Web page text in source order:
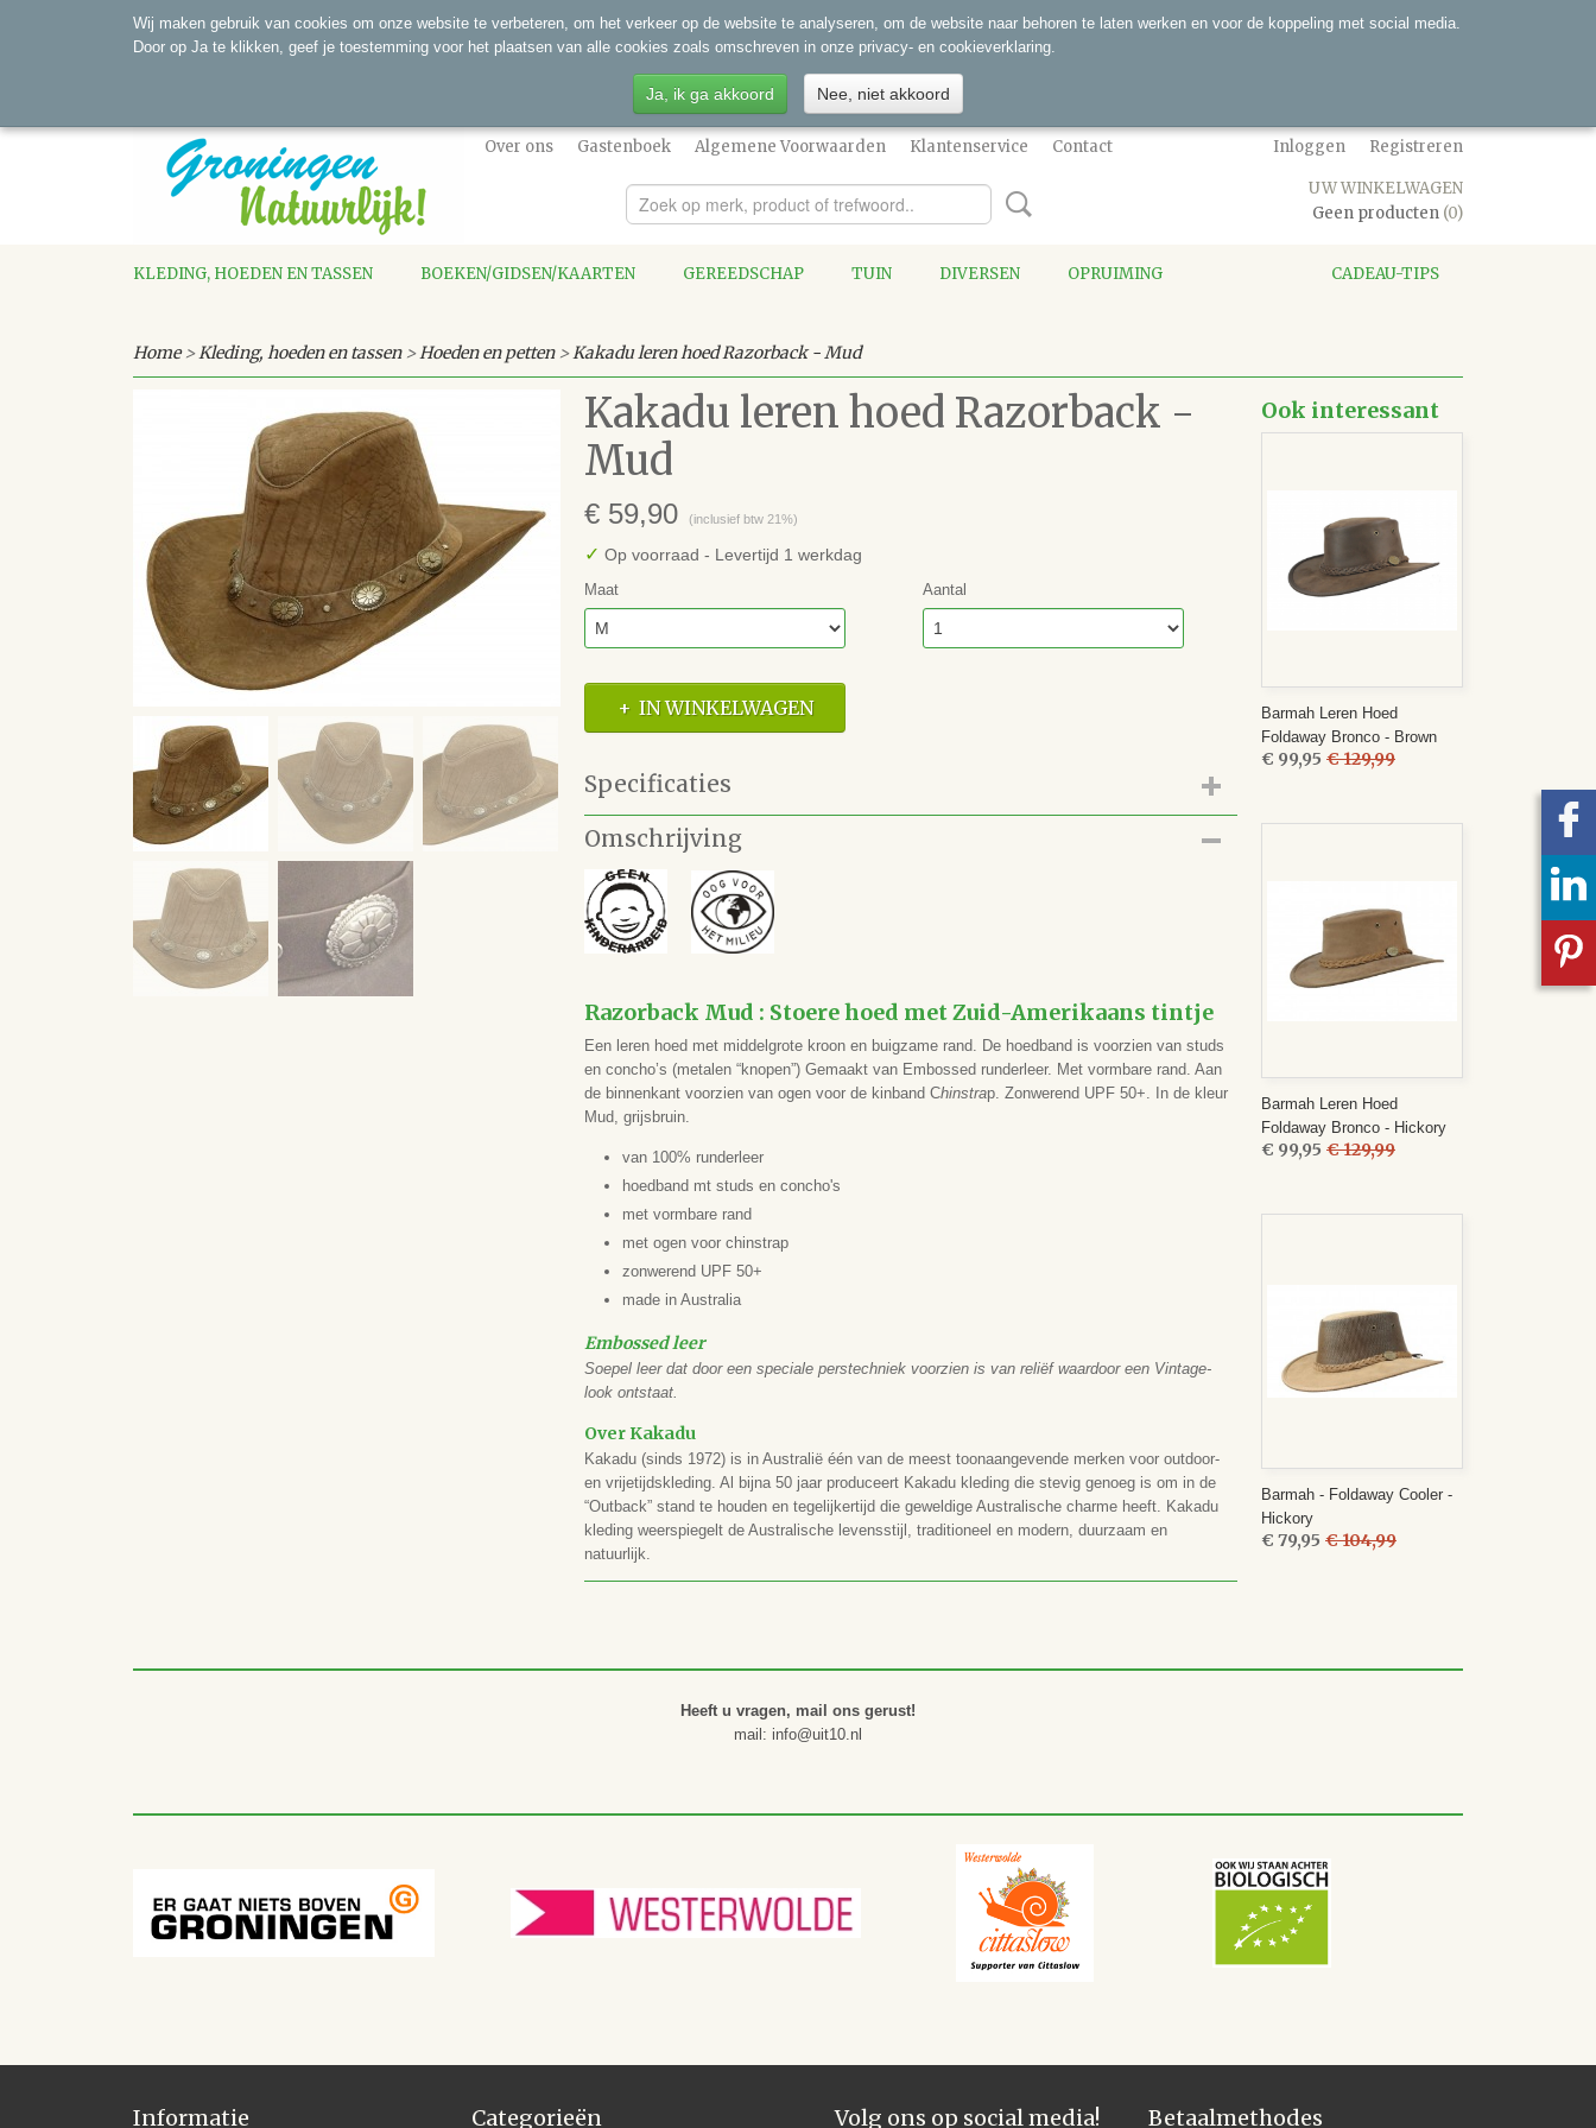
Over ons Gastenboek Algemene Voorwaarden Klantenservice Contact Inloggen Registreren
UW WINKELWAGEN
Geen producten (0)
CADEAU-TIPS
KLEDING, HOEDEN EN TASSEN BOEKEN/GIDSEN/KAARTEN GEREEDSCHAP TUIN DIVERSEN OPRUIMING
Home>Kleding, hoeden en tassen>Hoeden en petten>Kakadu leren hoed Razorback - Mud
Kakadu leren hoed Razorback -
Mud
€ 59,90 (inclusief btw 21%)
✓ Op voorraad - Levertijd 1 werkdag
Maat Aantal
IN WINKELWAGEN
Specificaties
Productcode
EAN code
Merk
Type
Omschrijving
Razorback Mud : Stoere hoed met Zuid-Amerikaans tintje
Een leren hoed met middelgrote kroon en buigzame rand. De hoedband is voorzien van studs
en concho’s (metalen “knopen”) Gemaakt van Embossed runderleer. Met vormbare rand. Aan
de binnenkant voorzien van ogen voor de kinband Chinstrap. Zonwerend UPF 50+. In de kleur
Mud, grijsbruin.
van 100% runderleer
hoedband mt studs en concho's
met vormbare rand
met ogen voor chinstrap
zonwerend UPF 50+
made in Australia
Embossed leer
Soepel leer dat door een speciale perstechniek voorzien is van reliëf waardoor een Vintage-
look ontstaat.
Over Kakadu
Kakadu (sinds 1972) is in Australië één van de meest toonaangevende merken voor outdoor-
en vrijetijdskleding. Al bijna 50 jaar produceert Kakadu kleding die stevig genoeg is om in de
“Outback” stand te houden en tegelijkertijd die geweldige Australische charme heeft. Kakadu
kleding weerspiegelt de Australische levensstijl, traditioneel en modern, duurzaam en
natuurlijk.
Ook interessant
Barmah Leren Hoed
Foldaway Bronco - Brown
€ 99,95 € 129,99
Barmah Leren Hoed
Foldaway Bronco - Hickory
€ 99,95 € 129,99
Barmah - Foldaway Cooler -
Hickory
€ 79,95 € 104,99
Heeft u vragen, mail ons gerust!
mail: info@uit10.nl
Informatie Categorieën Volg ons op social media! Betaalmethodes
Wij maken gebruik van cookies om onze website te verbeteren, om het verkeer op de website te analyseren, om de website naar behoren te laten werken en voor de koppeling met social media.
Door op Ja te klikken, geef je toestemming voor het plaatsen van alle cookies zoals omschreven in onze privacy- en cookieverklaring.
Ja, ik ga akkoord Nee, niet akkoord